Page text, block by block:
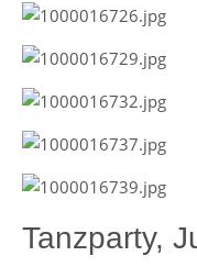
Tanzparty,